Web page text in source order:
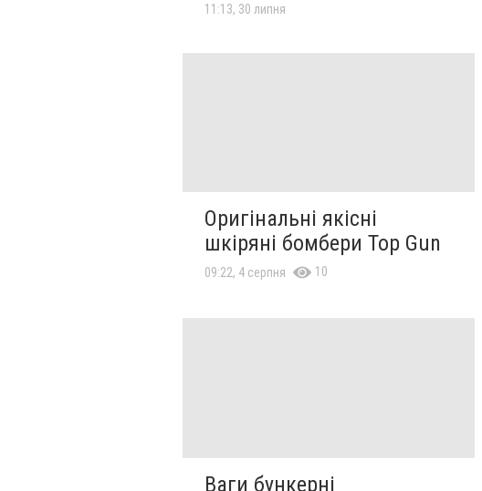
11:13, 30 липня
Оригінальні якісні
шкіряні бомбери Top Gun
09:22, 4 серпня 10
Ваги бункерні